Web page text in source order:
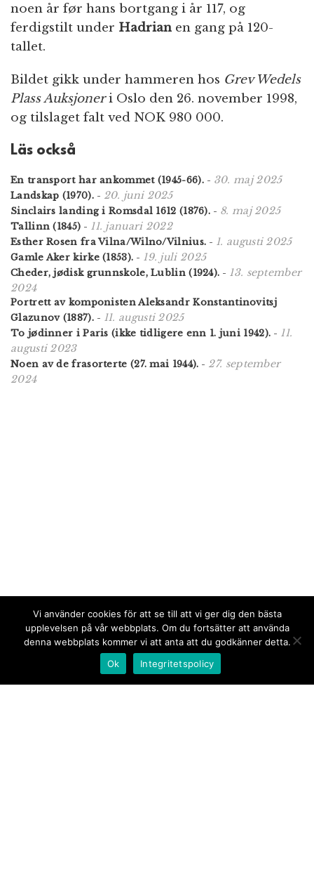
noen år før hans bortgang i år 117, og
ferdigstilt under Hadrian en gang på 120-
tallet.
Bildet gikk under hammeren hos Grev Wedels
Plass Auksjoneri Oslo den 26. november 1998,
og tilslaget falt ved NOK 980 000.
Läs också
En transport har ankommet (1945-66).- 30. maj 2025
Landskap (1970).- 20. juni 2025
Sinclairs landing i Romsdal 1612 (1876). - 8. maj 2025
Tallinn (1845) - 11. januari 2022
Esther Rosen fra Vilna/Wilno/Vilnius. - 1. augusti 2025
Gamle Aker kirke (1853). - 19. juli 2025
Cheder, jødisk grunnskole, Lublin (1924). - 13. september
2024
Portrett av komponisten Aleksandr Konstantinovitsj
Glazunov (1887).- 11. augusti 2025
To jødinner i Paris (ikke tidligere enn 1. juni 1942). - 11.
augusti 2023
Noen av de frasorterte (27. mai 1944). - 27. september
2024
Vi använder cookies för att se till att vi ger dig den bästa
upplevelsen på vår webbplats. Om du fortsätter att använda
denna webbplats kommer vi att anta att du godkänner detta.
Ok
Integritetspolicy